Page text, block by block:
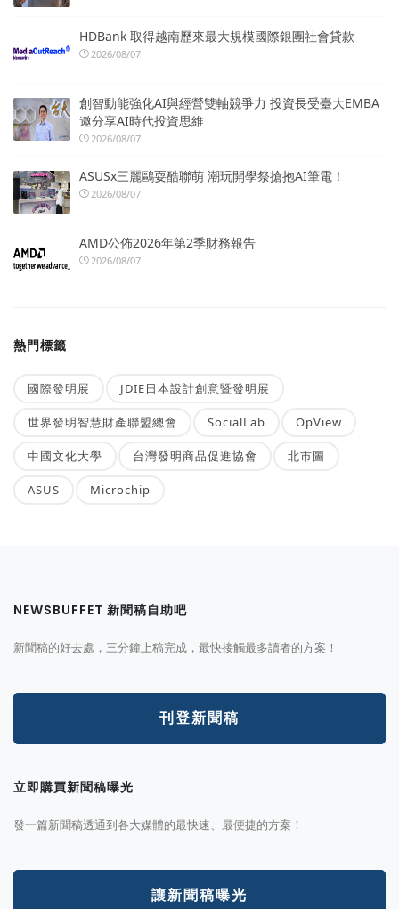
HDBank 取得越南歷來最大規模國際銀團社會貸款
2026/08/07
創智動能強化AI與經營雙軸競爭力 投資長受臺大EMBA
邀分享AI時代投資思維
2026/08/07
ASUSx三麗鷗耍酷聯萌 潮玩開學祭搶抱AI筆電！
2026/08/07
AMD公佈2026年第2季財務報告
2026/08/07
熱門標籤
國際發明展 JDIE日本設計創意暨發明展
世界發明智慧財產聯盟總會 SocialLab OpView
中國文化大學 台灣發明商品促進協會 北市圖
ASUS Microchip
NEWSBUFFET 新聞稿自助吧
新聞稿的好去處，三分鐘上稿完成，最快接觸最多讀者的方案！
刊登新聞稿
立即購買新聞稿曝光
發一篇新聞稿透通到各大媒體的最快速、最便捷的方案！
讓新聞稿曝光